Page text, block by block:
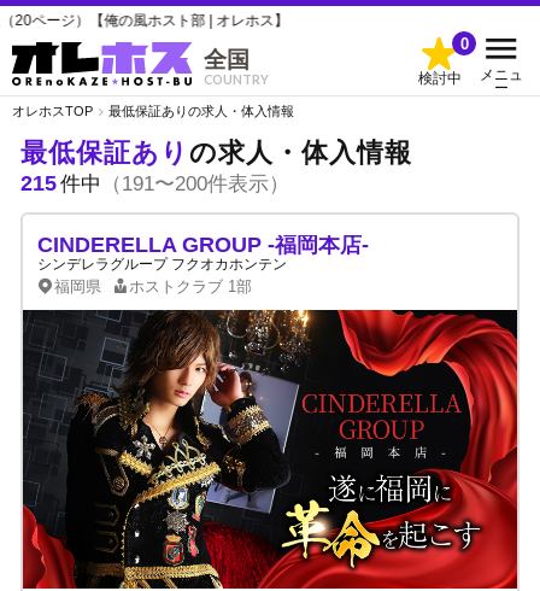
の風ホスト部 | オレホス】
全国
COUNTRY 検討中
0
メニュ
ー
オレホスTOP 最低保証ありの求人・体入情報
最低保証あり の求人・体入情報
215件中 （191〜200件表示）
CINDERELLA GROUP -福岡本店-
シンデレラグループ フクオカホンテン
福岡県 ホストクラブ 1部